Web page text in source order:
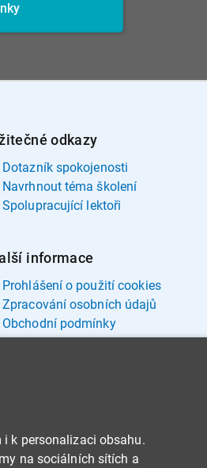
odkazy
Dotazník spokojenosti
Navrhnout téma školení
Spolupracující lektoři
informace
Prohlášení o použití cookies
Zpracování osobních údajů
Obchodní podmínky
k personalizaci obsahu.
na sociálních sítích a